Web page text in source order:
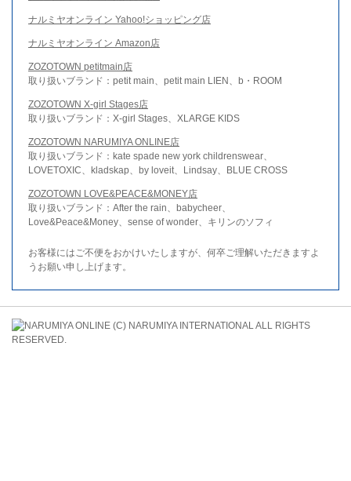
ナルミヤオンライン Yahoo!ショッピング店
ナルミヤオンライン Amazon店
ZOZOTOWN petitmain店
取り扱いブランド：petit main、petit main LIEN、b・ROOM
ZOZOTOWN X-girl Stages店
取り扱いブランド：X-girl Stages、XLARGE KIDS
ZOZOTOWN NARUMIYA ONLINE店
取り扱いブランド：kate spade new york childrenswear、
LOVETOXIC、kladskap、by loveit、Lindsay、BLUE CROSS
ZOZOTOWN LOVE&PEACE&MONEY店
取り扱いブランド：After the rain、babycheer、
Love&Peace&Money、sense of wonder、キリンのソフィ
お客様にはご不便をおかけいたしますが、何卒ご理解いただきますよ
うお願い申し上げます。